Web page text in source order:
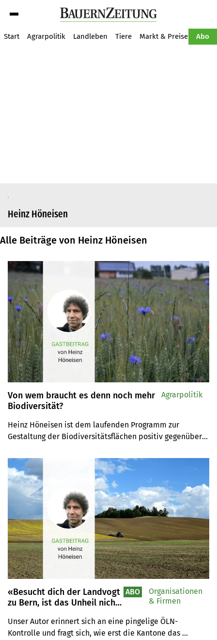
Start Agrarpolitik Landleben Tiere Markt & Preise Abo
Heinz Höneisen
Alle Beiträge von Heinz Höneisen
Von wem braucht es denn noch mehr
Biodiversität?
Heinz Höneisen ist dem laufenden Programm zur
Gestaltung der Biodiversitätsflächen positiv gegenüber
ein neues Regelwerk braucht. Und wer setzt es um und
wer fordert nur?
Agrarpolitik
«Besucht dich der Landvogt
zu Bern, ist das Unheil nicht
Unser Autor erinnert sich an eine pingelige ÖLN-
Kontrolle und fragt sich, wie erst die Kantone das
ABO
Organisationen
& Firmen